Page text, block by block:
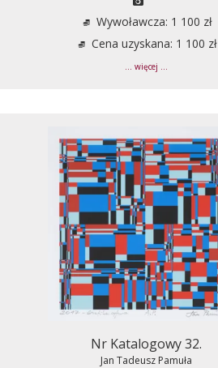
Wywoławcza: 1 100 zł
Cena uzyskana: 1 100 zł
... więcej ...
Nr Katalogowy 32.
Jan Tadeusz Pamuła